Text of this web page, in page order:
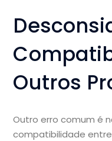
Outros
Outro erro comum é
compatibilidade